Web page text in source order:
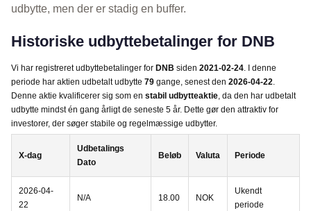
udbytte, men der er stadig en buffer.
Historiske udbyttebetalinger for DNB
Vi har registreret udbyttebetalinger for DNB siden 2021-02-24. I denne
periode har aktien udbetalt udbytte 79 gange, senest den 2026-04-22.
Denne aktie kvalificerer sig som en stabil udbytteaktie, da den har udbetalt
udbytte mindst én gang årligt de seneste 5 år. Dette gør den attraktiv for
investorer, der søger stabile og regelmæssige udbytter.
X-dag
Udbetalings
Dato
Beløb Valuta Periode
2026-04-
22
N/A 18.00 NOK
Ukendt
periode